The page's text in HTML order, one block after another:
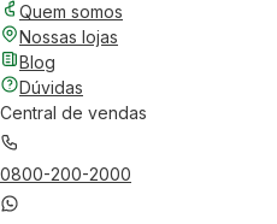
Quem somos
Nossas lojas
Blog
Dúvidas
Central de vendas
0800-200-2000